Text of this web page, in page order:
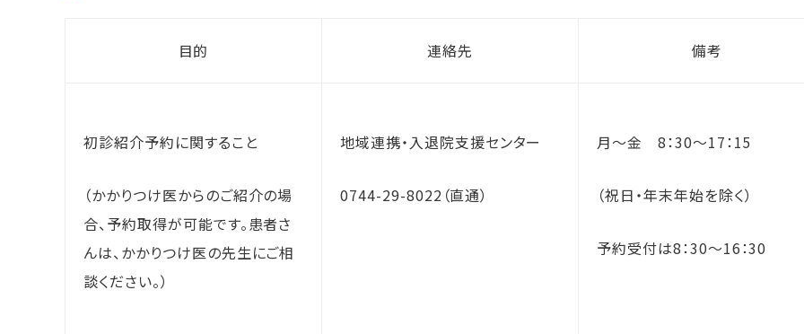
目的 連絡先 備考
初診紹介予約に関すること
（かかりつけ医からのご紹介の場
合、予約取得が可能です。患者さ
んは、かかりつけ医の先生にご相
談ください。）
地域連携・入退院支援センター
0744-29-8022（直通）
月～金　8：30～17：15
（祝日・年末年始を除く）
予約受付は8：30～16：30